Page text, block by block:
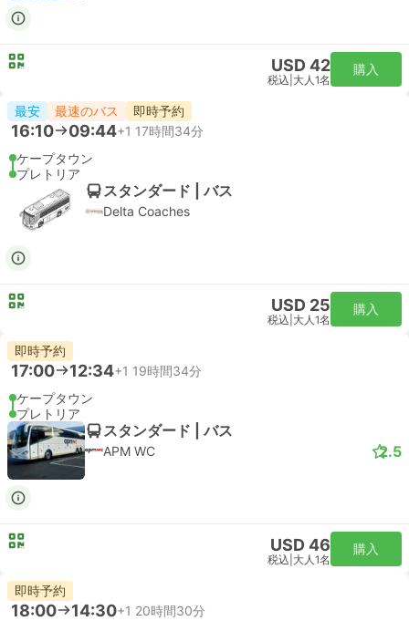
USD 42
税込 大人1名
購入
最安 最速のバス 即時予約
16:10 09:44+1 17時間34分
ケープタウン
プレトリア
スタンダード | バス
Delta Coaches
USD 25
税込 大人1名
購入
即時予約
17:00 12:34+1 19時間34分
ケープタウン
プレトリア
スタンダード | バス
APM WC 2.5
USD 46
税込 大人1名
購入
即時予約
18:00 14:30+1 20時間30分